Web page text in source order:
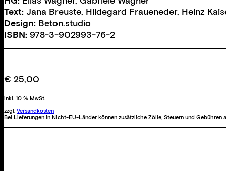
Text: Jana Breuste, Hildegard Fraueneder, Heinz
Design: Beton.studio
ISBN: 978-3-902993-76-2
€ 25,00
inkl. 10 % MwSt.
zzgl. Versandkosten
Bei Lieferungen in Nicht-EU-Länder können zusätzliche Zölle, Steuern und Gebühren